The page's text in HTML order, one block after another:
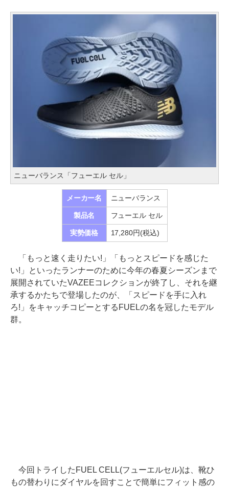
ニューバランス「フューエル セル」
メーカー名 ニューバランス
製品名 フューエル セル
実勢価格 17,280円(税込)
「もっと速く走りたい!」「もっとスピードを感じた
い!」といったランナーのために今年の春夏シーズンまで
展開されていたVAZEEコレクションが終了し、それを継
承するかたちで登場したのが、「スピードを手に入れ
ろ!」をキャッチコピーとするFUELの名を冠したモデル
群。
今回トライしたFUEL CELL(フューエルセル)は、靴ひ
もの替わりにダイヤルを回すことで簡単にフィット感の